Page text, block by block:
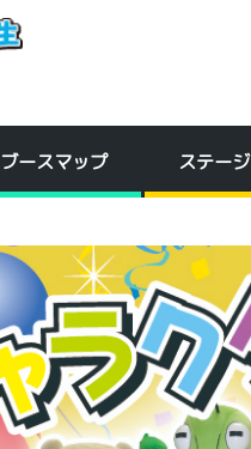
ブースマップ ステージ